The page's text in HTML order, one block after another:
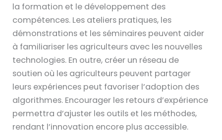
la formation et le développement des
compétences. Les ateliers pratiques, les
démonstrations et les séminaires peuvent aider
à familiariser les agriculteurs avec les nouvelles
technologies. En outre, créer un réseau de
soutien où les agriculteurs peuvent partager
leurs expériences peut favoriser l’adoption des
algorithmes. Encourager les retours d’expérience
permettra d’ajuster les outils et les méthodes,
rendant l’innovation encore plus accessible.